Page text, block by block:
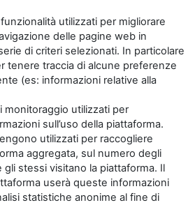
utilizzati per migliorare
delle pagine web in
di criteri selezionati. In particolare
tenere traccia di alcune preferenze
(es: informazioni relative alla
monitoraggio utilizzati per
sull’uso della piattaforma.
utilizzati per raccogliere
aggregata, sul numero degli
stessi visitano la piattaforma. Il
userà queste informazioni
statistiche anonime al fine di